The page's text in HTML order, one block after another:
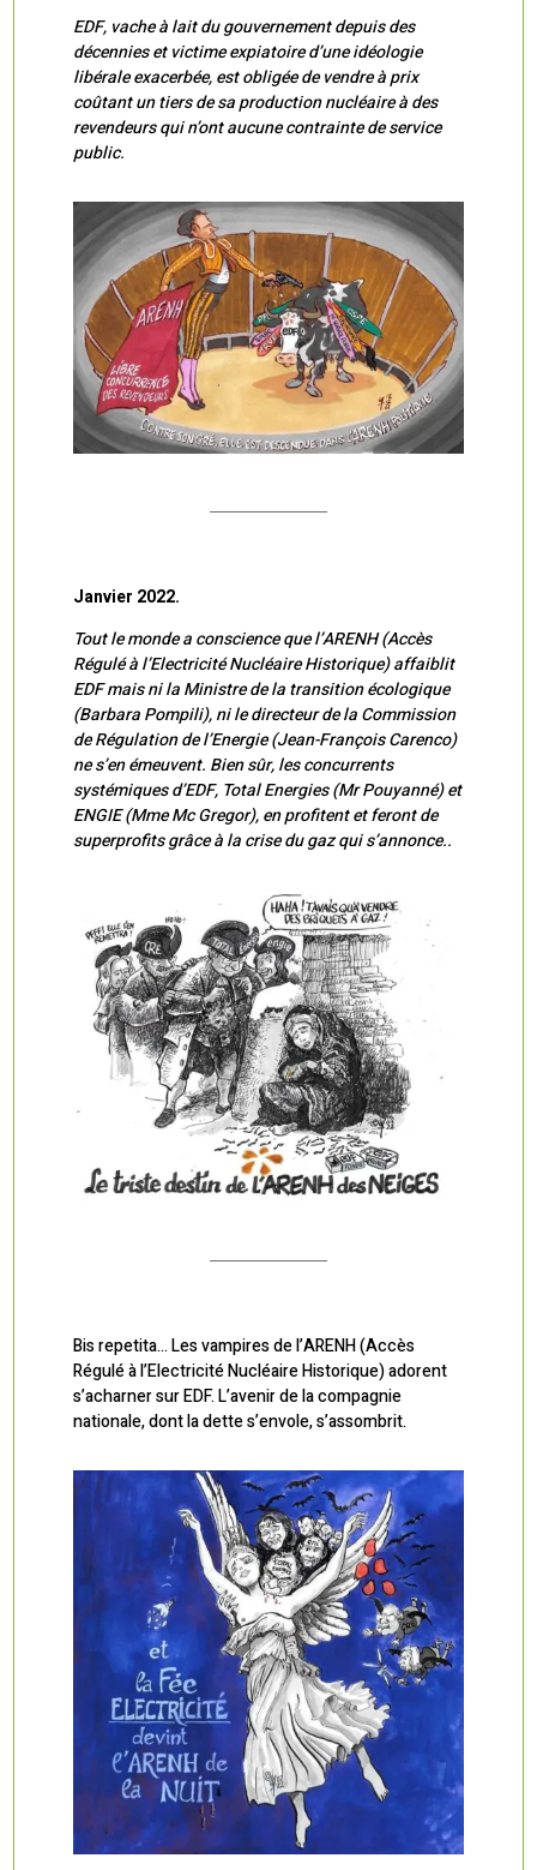
EDF, vache à lait du gouvernement depuis des
décennies et victime expiatoire d’une idéologie
libérale exacerbée, est obligée de vendre à prix
coûtant un tiers de sa production nucléaire à des
revendeurs qui n’ont aucune contrainte de service
public.
Janvier 2022.
Tout le monde a conscience que l’ARENH (Accès
Régulé à l’Electricité Nucléaire Historique) affaiblit
EDF mais ni la Ministre de la transition écologique
(Barbara Pompili), ni le directeur de la Commission
de Régulation de l’Energie (Jean-François Carenco)
ne s’en émeuvent. Bien sûr, les concurrents
systémiques d’EDF, Total Energies (Mr Pouyanné) et
ENGIE (Mme Mc Gregor), en profitent et feront de
superprofits grâce à la crise du gaz qui s’annonce..
Bis repetita… Les vampires de l’ARENH (Accès
Régulé à l’Electricité Nucléaire Historique) adorent
s’acharner sur EDF. L’avenir de la compagnie
nationale, dont la dette s’envole, s’assombrit.